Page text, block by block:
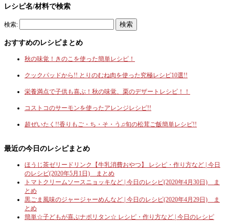
レシピ名/材料で検索
検索:
おすすめのレシピまとめ
秋の味覚！きのこを使った簡単レシピ！
クックパッドから!! とりのむね肉を使った究極レシピ10選!!
栄養満点で子供も喜ぶ！秋の味覚、栗のデザートレシピ！！
コストコのサーモンを使ったアレンジレシピ!!
超ぜいたく!!香りもご・ち・そ・う♫旬の松茸ご飯簡単レシピ!!
最近の今日のレシピまとめ
ほうじ茶ゼリードリンク【牛乳消費おやつ】 レシピ・作り方など | 今日
のレシピ(2020年5月1日) まとめ
トマトクリームソースニョッキなど | 今日のレシピ(2020年4月30日) ま
とめ
黒ごま風味のジャージャーめんなど | 今日のレシピ(2020年4月29日) ま
とめ
簡単☆子どもが喜ぶナポリタン☆ レシピ・作り方など | 今日のレシピ